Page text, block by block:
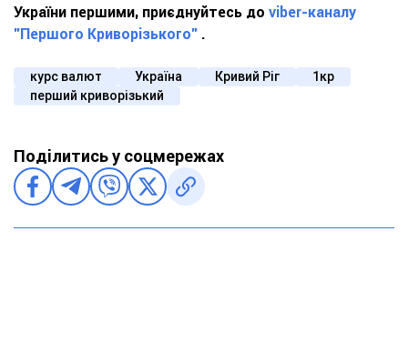
України першими, приєднуйтесь до viber-каналу
"Першого Криворізького" .
курс валют Україна Кривий Ріг
1кр
перший криворізький
Поділитись у соцмережах